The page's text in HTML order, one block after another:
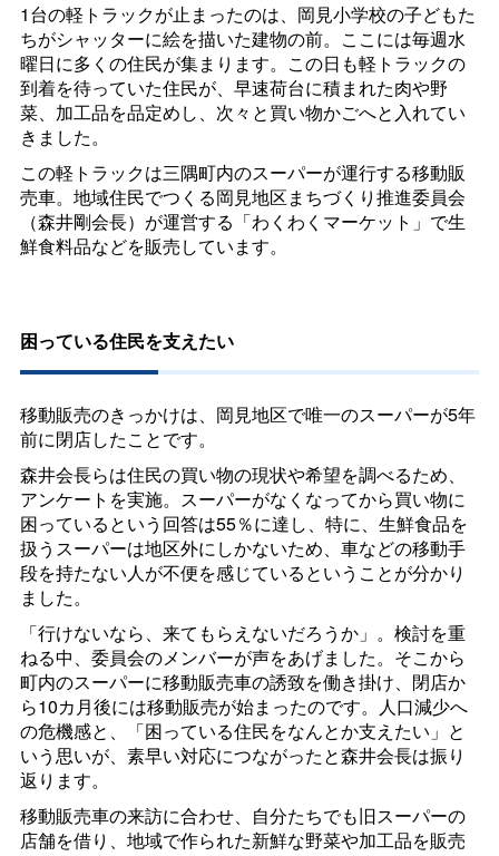
1台の軽トラックが止まったのは、岡見小学校の子どもた
ちがシャッターに絵を描いた建物の前。ここには毎週水
曜日に多くの住民が集まります。この日も軽トラックの
到着を待っていた住民が、早速荷台に積まれた肉や野
菜、加工品を品定めし、次々と買い物かごへと入れてい
きました。
この軽トラックは三隅町内のスーパーが運行する移動販
売車。地域住民でつくる岡見地区まちづくり推進委員会
（森井剛会長）が運営する「わくわくマーケット」で生
鮮食料品などを販売しています。
困っている住民を支えたい
移動販売のきっかけは、岡見地区で唯一のスーパーが5年
前に閉店したことです。
森井会長らは住民の買い物の現状や希望を調べるため、
アンケートを実施。スーパーがなくなってから買い物に
困っているという回答は55％に達し、特に、生鮮食品を
扱うスーパーは地区外にしかないため、車などの移動手
段を持たない人が不便を感じているということが分かり
ました。
「行けないなら、来てもらえないだろうか」。検討を重
ねる中、委員会のメンバーが声をあげました。そこから
町内のスーパーに移動販売車の誘致を働き掛け、閉店か
ら10カ月後には移動販売が始まったのです。人口減少へ
の危機感と、「困っている住民をなんとか支えたい」と
いう思いが、素早い対応につながったと森井会長は振り
返ります。
移動販売車の来訪に合わせ、自分たちでも旧スーパーの
店舗を借り、地域で作られた新鮮な野菜や加工品を販売